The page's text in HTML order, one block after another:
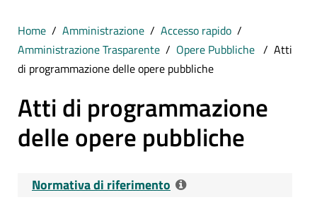
Home Amministrazione
Accesso rapido
Amministrazione Trasparente
Opere Pubbliche
Atti
di programmazione delle opere pubbliche
Atti di programmazione
delle opere pubbliche
Normativa di riferimento